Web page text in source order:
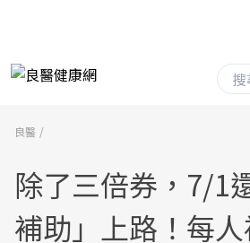
良醫
除了三倍券，7/1
補助」上路！每